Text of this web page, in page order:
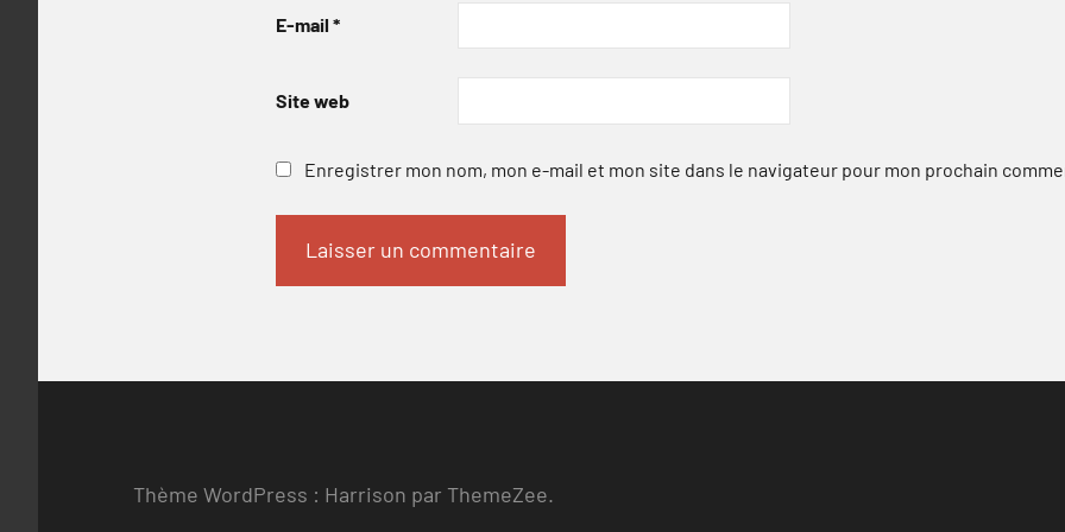
E-mail *
Site web
Enregistrer mon nom, mon e-mail et mon site dans le navigateur pour mon prochain
Thème WordPress : Harrison par ThemeZee.